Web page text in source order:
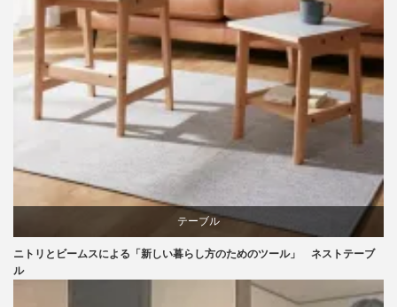
家具
テーブル
ニトリとビームスによる「新しい暮らし方のためのツール」 ネストテーブ
ル